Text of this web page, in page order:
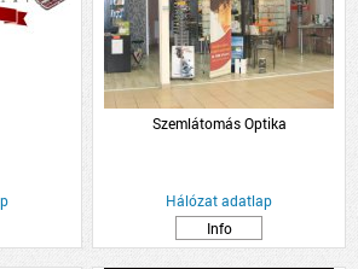
Szemlátomás Optika
Hálózat adatlap
Info